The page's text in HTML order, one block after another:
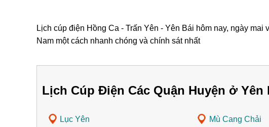
Lịch cúp điện Hồng Ca - Trấn Yên - Yên Bái hôm nay, ngày
Nam một cách nhanh chóng và chính sát nhất
Lịch Cúp Điện Các Quận Huyện ở Yên
Lục Yên Mù Cang Chải